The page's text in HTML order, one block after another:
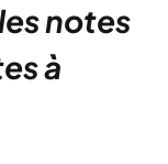
notes
à